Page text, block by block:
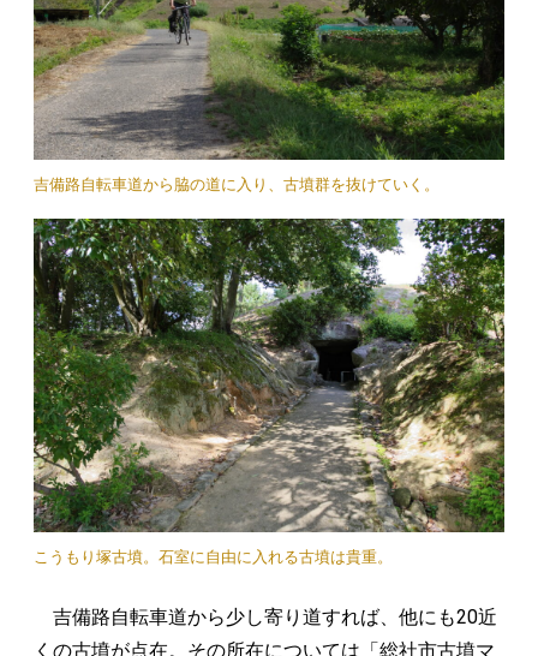
吉備路自転車道から脇の道に入り、古墳群を抜けていく。
こうもり塚古墳。石室に自由に入れる古墳は貴重。
吉備路自転車道から少し寄り道すれば、他にも20近
くの古墳が点在。その所在については「総社市古墳マ